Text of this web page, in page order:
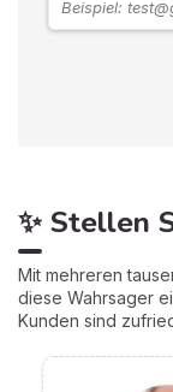
✨ Stellen
Mit mehreren
diese Wahrsager
Kunden sind